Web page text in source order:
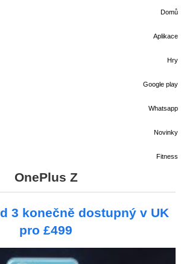
Domů
Aplikace
Hry
Google play
Whatsapp
Novinky
Fitness
OnePlus Z
3 konečně dostupný v UK
pro £499